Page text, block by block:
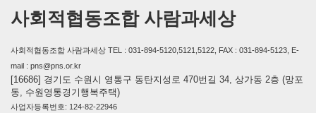
사회적협동조합 사람과세상
사회적협동조합 사람과세상 TEL : 031-894-5120,5121,5122, FAX : 031-894-5123, E-
mail : pns@pns.or.kr
[16686] 경기도 수원시 영통구 동탄지성로 470번길 34, 상가동 2층 (망포
동, 수원영통경기행복주택)
사업자등록번호: 124-82-22946